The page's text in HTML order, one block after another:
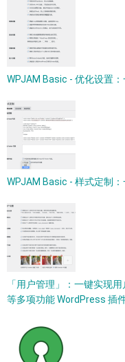
WPJAM Basic - 优化设置
WPJAM Basic - 样式定制
「用户管理」：一键实现
等多项功能 WordPress 插